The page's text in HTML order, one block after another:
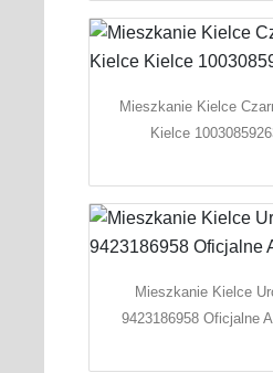
Mieszkanie Kielce
Kielce
Mieszkanie Kielce
9423186958 Oficjalne